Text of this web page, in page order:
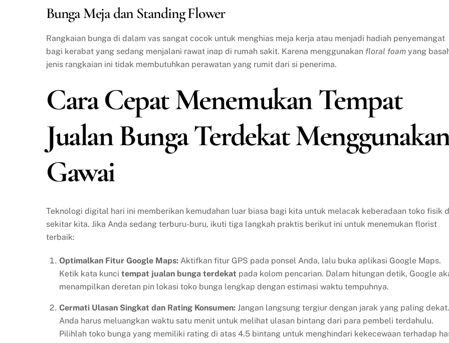
Bunga Meja dan Standing Flower
Rangkaian bunga di dalam vas sangat cocok untuk menghias meja kerja atau menjadi hadiah penyemangat
bagi kerabat yang sedang menjalani rawat inap di rumah sakit. Karena menggunakan floral foam yang
jenis rangkaian ini tidak membutuhkan perawatan yang rumit dari si penerima.
Cara Cepat Menemukan Tempat
Jualan Bunga Terdekat
Gawai
Teknologi digital hari ini memberikan kemudahan luar biasa bagi kita untuk melacak keberadaan toko fisik
sekitar kita. Jika Anda sedang terburu-buru, ikuti tiga langkah praktis berikut ini untuk menemukan florist
terbaik:
Optimalkan Fitur Google Maps:Aktifkan fitur GPS pada ponsel Anda, lalu buka aplikasi Google Maps.
Ketik kata kunci tempat jualan bunga terdekat pada kolom pencarian. Dalam hitungan detik, Google
menampilkan deretan pin lokasi toko bunga lengkap dengan estimasi waktu tempuhnya.
Cermati Ulasan Singkat dan Rating Konsumen:Jangan langsung tergiur dengan jarak yang paling dekat.
Anda harus meluangkan waktu satu menit untuk melihat ulasan bintang dari para pembeli terdahulu.
Pilihlah toko bunga yang memiliki rating di atas 4.5 bintang untuk menghindari kekecewaan terhadap